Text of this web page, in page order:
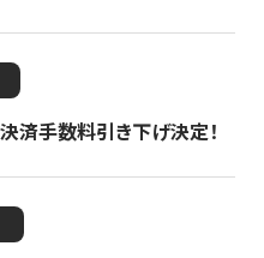
済手数料引き下げ決定！